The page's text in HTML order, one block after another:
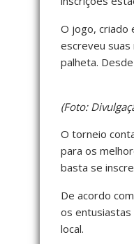
O jogo, criado
escreveu
palheta.
(Foto:
O torneio
para os
basta se
De acordo
os
local.